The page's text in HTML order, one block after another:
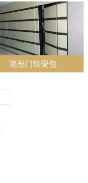
隐形门软硬包